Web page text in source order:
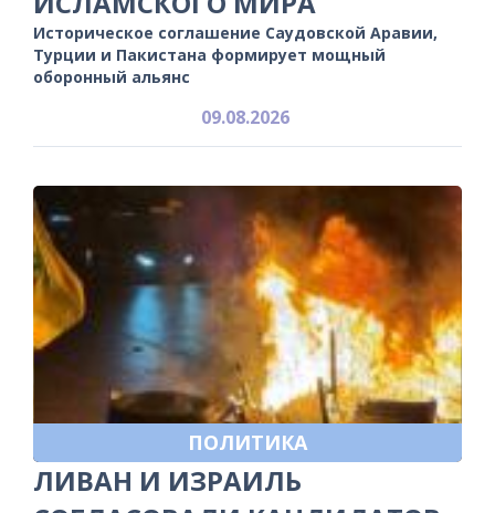
Историческое соглашение Саудовской Аравии,
Турции и Пакистана формирует мощный
оборонный альянс
09.08.2026
ПОЛИТИКА
ЛИВАН И ИЗРАИЛЬ